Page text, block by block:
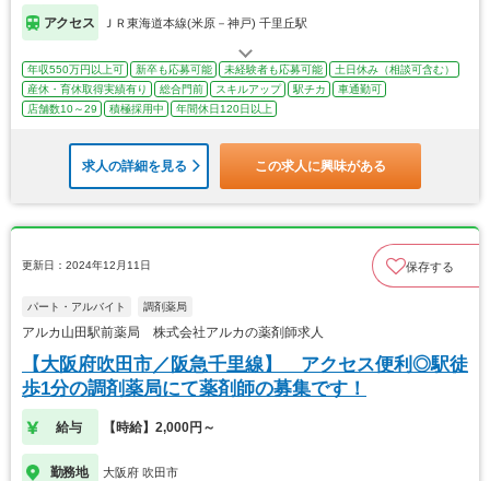
アクセス ＪＲ東海道本線(米原－神戸) 千里丘駅
年収550万円以上可 新卒も応募可能 未経験者も応募可能
土日休み（相談可含む）
産休・育休取得実績有り
総合門前 スキルアップ 駅チカ
車通勤可
店舗数10～29
積極採用中 年間休日120日以上
求人の詳細を見る この求人に興味がある
更新日：2024年12月11日 保存する
パート・アルバイト 調剤薬局
アルカ山田駅前薬局 株式会社アルカの薬剤師求人
【大阪府吹田市／阪急千里線】 アクセス便利◎駅徒
歩1分の調剤薬局にて薬剤師の募集です！
給与 【時給】2,000円～
勤務地 大阪府 吹田市